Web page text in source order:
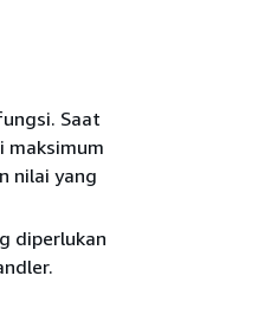
Saat
maksimum
nilai yang
diperlukan